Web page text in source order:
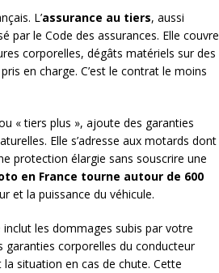
L’assurance au tiers, aussi
par le Code des assurances. Elle couvre
corporelles, dégâts matériels sur des
en charge. C’est le contrat le moins
« tiers plus », ajoute des garanties
Elle s’adresse aux motards dont
protection élargie sans souscrire une
en France tourne autour de 600
et la puissance du véhicule.
les dommages subis par votre
garanties corporelles du conducteur
situation en cas de chute. Cette